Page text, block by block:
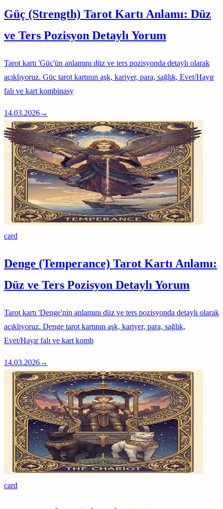
Güç (Strength) Tarot Kartı Anlamı: Düz
ve Ters Pozisyon Detaylı Yorum
Tarot kartı 'Güç'ün anlamını düz ve ters pozisyonda detaylı olarak
açıklıyoruz. Güç tarot kartının aşk, kariyer, para, sağlık, Evet/Hayır
falı ve kart kombinasy
14.03.2026→
card
Denge (Temperance) Tarot Kartı Anlamı:
Düz ve Ters Pozisyon Detaylı Yorum
Tarot kartı 'Denge'nin anlamını düz ve ters pozisyonda detaylı olarak
açıklıyoruz. Denge tarot kartının aşk, kariyer, para, sağlık,
Evet/Hayır falı ve kart komb
14.03.2026→
card